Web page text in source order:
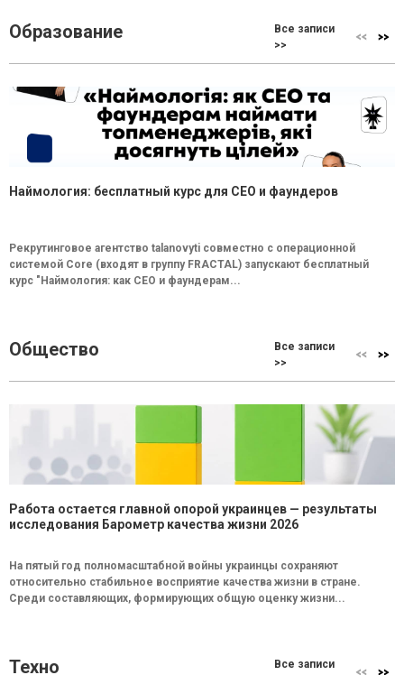
Образование
Все записи
>>
Наймология: бесплатный курс для CEO и фаундеров
Рекрутинговое агентство talanovyti совместно с операционной
системой Core (входят в группу FRACTAL) запускают бесплатный
курс "Наймология: как СEO и фаундерам...
Общество
Все записи
>>
Работа остается главной опорой украинцев — результаты
исследования Барометр качества жизни 2026
На пятый год полномасштабной войны украинцы сохраняют
относительно стабильное восприятие качества жизни в стране.
Среди составляющих, формирующих общую оценку жизни...
Техно
Все записи